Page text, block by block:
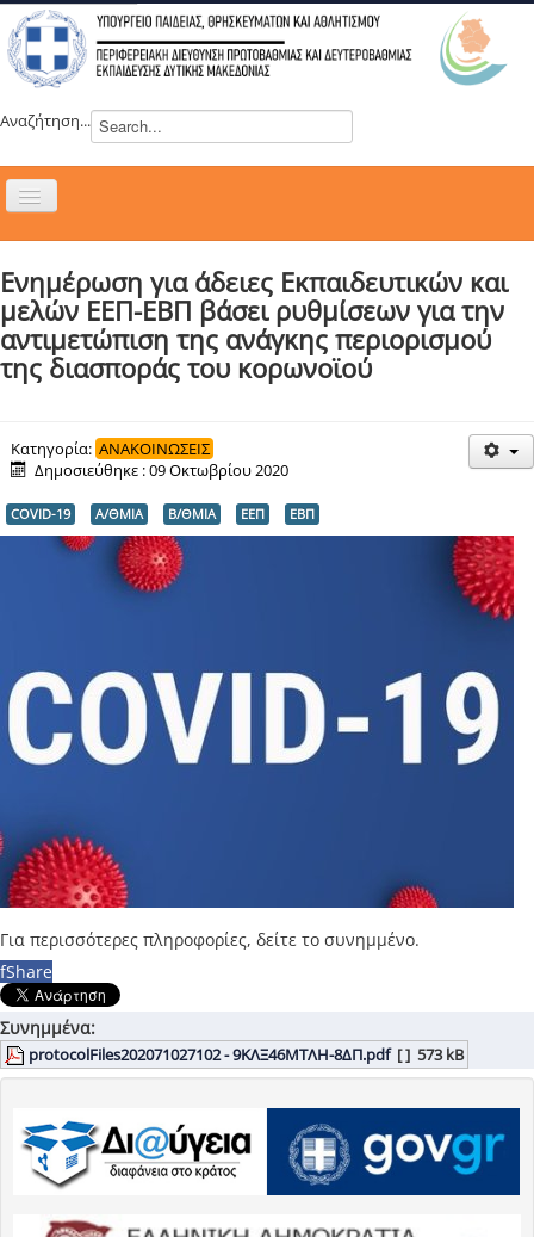
Αναζήτηση...
Εναλλαγή
ΝΕΑ
ΣΥΜΒΟΥΛΙΑ
ΕΥΡΩΠΑΪΚΑ ΠΡΟΓΡΑΜΜΑΤΑ
ΔΡΑΣΕΙΣ
ΕΠΙΚΟΙΝΩΝΙΑ
ΕΞ ΑΠΟΣΤΑΣΕΩΣ ΕΚΠΑΙΔΕΥΣΗ
Ενημέρωση για άδειες Eκπαιδευτικών και
μελών ΕΕΠ-ΕΒΠ βάσει ρυθμίσεων για την
αντιμετώπιση της ανάγκης περιορισμού
της διασποράς του κορωνοϊού
Κατηγορία: ΑΝΑΚΟΙΝΩΣΕΙΣ
Δημοσιεύθηκε : 09 Οκτωβρίου 2020
COVID-19 Α/ΘΜΙΑ Β/ΘΜΙΑ ΕΕΠ ΕΒΠ
Για περισσότερες πληροφορίες, δείτε το συνημμένο.
fShare
Συνημμένα:
protocolFiles202071027102 - 9ΚΛΞ46ΜΤΛΗ-8ΔΠ.pdf [ ] 573 kB